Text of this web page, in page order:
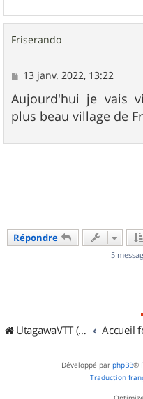
Friserando
M
s
s
a
e
13 janv. 2022, 13:22
Aujourd'hui je vais
plus beau village de
Répondre
5
UtagawaVTT (Randos VTT et VTTAE avec traces GPS) Accueil
Développé par phpBB®
Traduction